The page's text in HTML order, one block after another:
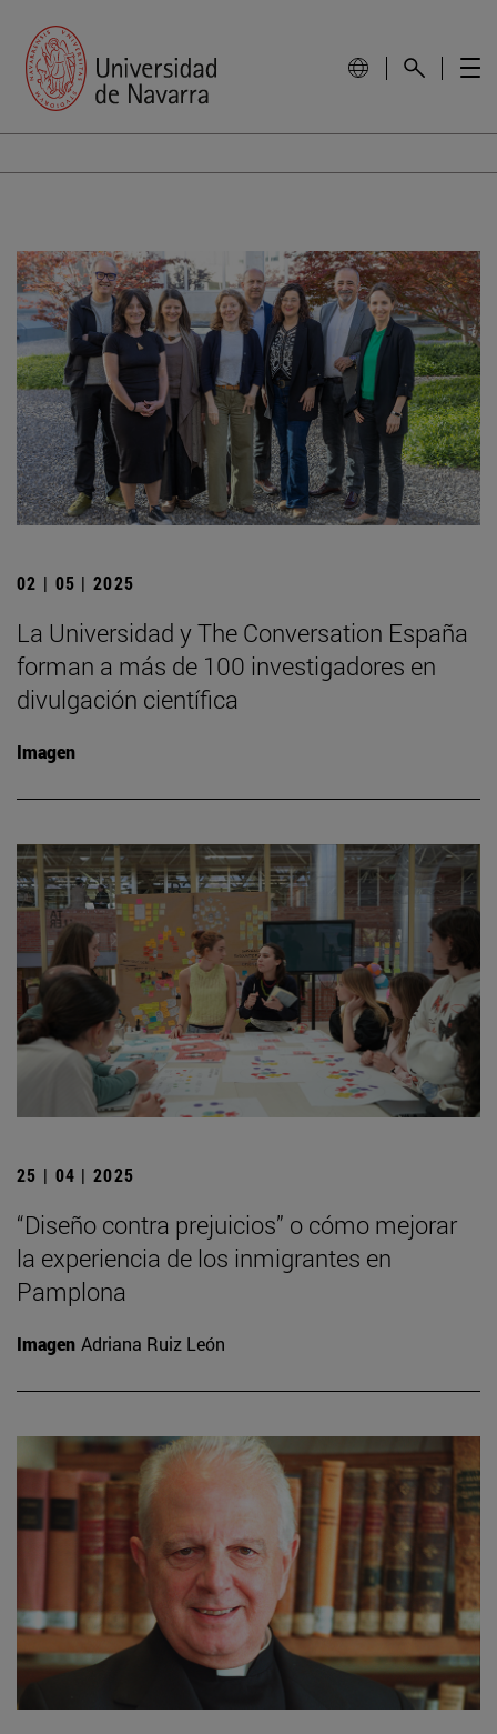
02 | 05 | 2025
La Universidad y The Conversation España
forman a más de 100 investigadores en
divulgación científica
Imagen
25 | 04 | 2025
“Diseño contra prejuicios” o cómo mejorar
la experiencia de los inmigrantes en
Pamplona
Imagen Adriana Ruiz León